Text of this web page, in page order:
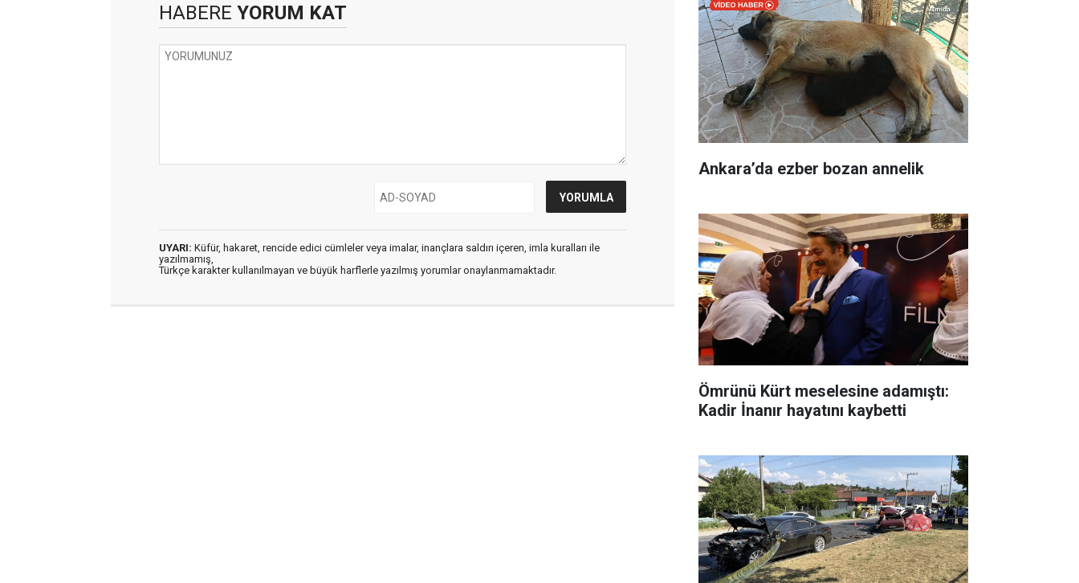
HABERE YORUM KAT
UYARI: Küfür, hakaret, rencide edici cümleler veya imalar, inançlara saldırı içeren, imla kuralları ile
yazılmamış,
Türkçe karakter kullanılmayan ve büyük harflerle yazılmış yorumlar onaylanmamaktadır.
Ankara’da ezber bozan annelik
Ömrünü Kürt meselesine adamıştı:
Kadir İnanır hayatını kaybetti